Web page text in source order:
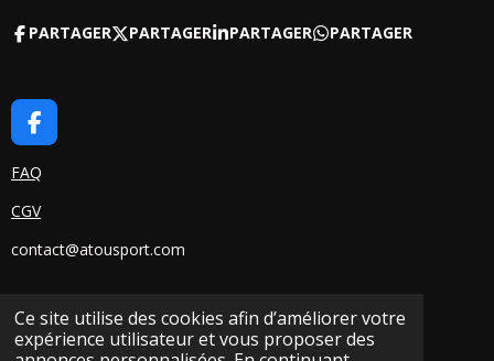
Ce site utilise des cookies afin d’améliorer votre
expérience utilisateur et vous proposer des
PARTAGER PARTAGER PARTAGER PARTAGER
F
A
C
B
O
FAQ
CGV
contact@atousport.com
Contact